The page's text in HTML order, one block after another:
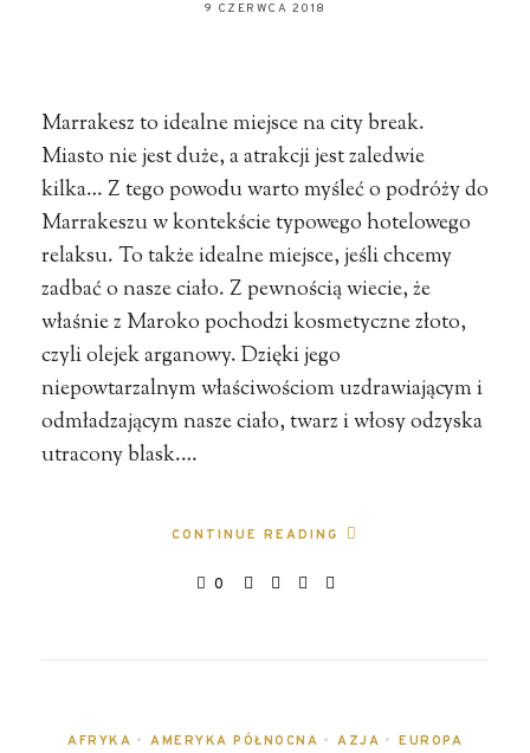
9 CZERWCA 2018
Marrakesz to idealne miejsce na city break.
Miasto nie jest duże, a atrakcji jest zaledwie
kilka… Z tego powodu warto myśleć o podróży do
Marrakeszu w kontekście typowego hotelowego
relaksu. To także idealne miejsce, jeśli chcemy
zadbać o nasze ciało. Z pewnością wiecie, że
właśnie z Maroko pochodzi kosmetyczne złoto,
czyli olejek arganowy. Dzięki jego
niepowtarzalnym właściwościom uzdrawiającym i
odmładzającym nasze ciało, twarz i włosy odzyska
utracony blask.…
CONTINUE READING
0
AFRYKA • AMERYKA PÓŁNOCNA • AZJA • EUROPA